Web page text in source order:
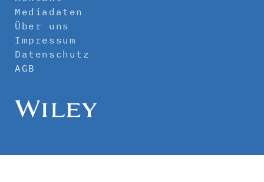
Mediadaten
Über uns
Impressum
Datenschutz
AGB